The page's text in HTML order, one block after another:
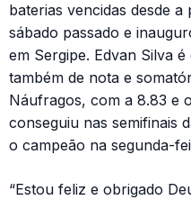
baterias vencidas desde
sábado passado e
em Sergipe. Edvan Silva
também de nota e
Náufragos, com a 8.83 e
conseguiu nas semifinais
o campeão na segunda-
“Estou feliz e obrigado